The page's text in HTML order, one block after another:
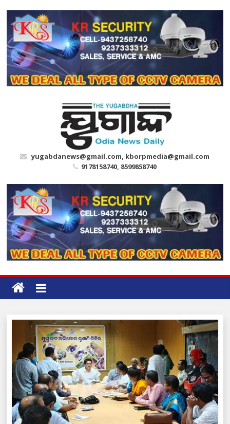
content
yugabdanews@gmail.com, kborpmedia@gmail.com
9178158740, 8599858740